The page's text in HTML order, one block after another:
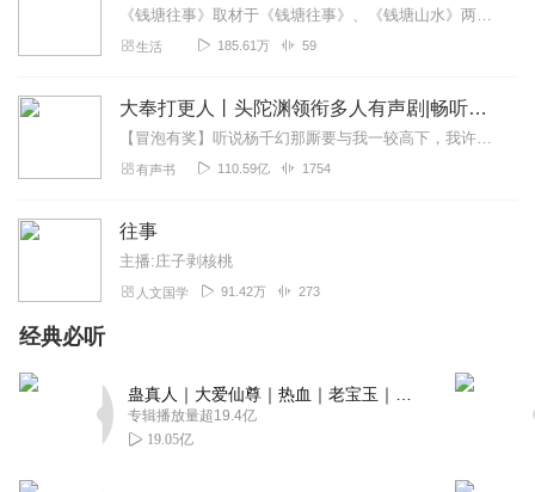
《钱塘往事》取材于《钱塘往事》、《钱塘山水》两部散文集，讲述了钱塘泗乡历史人文、山川风貌和风俗民情。作者袁长渭是土生土长的杭州泗乡人，一直工作与生活在钱塘这块土...
生活 185.61万 59
大奉打更人丨头陀渊领衔多人有声剧|畅听全集|王鹤棣、田曦薇主演影视剧原著|卖报小郎君
【冒泡有奖】听说杨千幻那厮要与我一较高下，我许七安要开始装叉了！快进入声音播放页戳下方输入框，冒个泡偷偷告诉我，我要用哪些诗词才能胜过他？说得好的，有赏！202...
有声书 110.59亿 1754
往事
主播:庄子剥核桃
人文国学 91.42万 273
经典必听
专辑播放量超19.4亿
19.05亿